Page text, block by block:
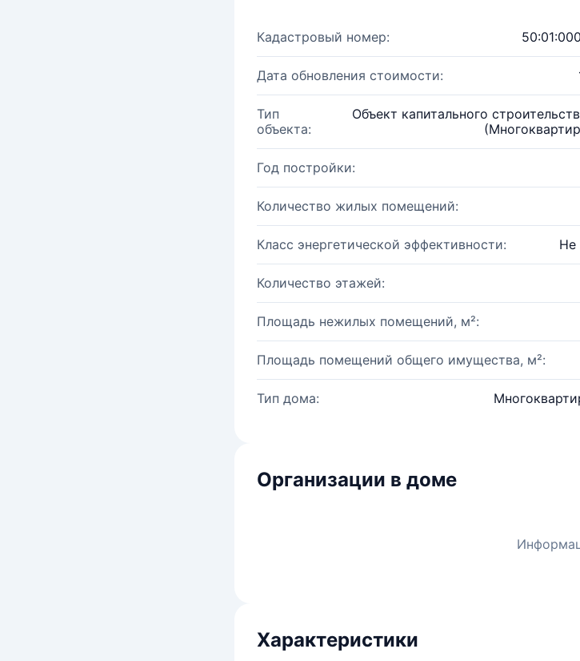
Кадастровый номер:
Дата обновления стоимости:
Тип
объекта:
Объект капитального
Год постройки:
Количество жилых помещений:
Класс энергетической эффективности: Не
Количество этажей:
Площадь нежилых помещений, м²:
Площадь помещений общего имущества, м²:
Тип дома:
Организации в доме
Характеристики